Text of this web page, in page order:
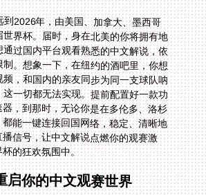
到2026年，由美国、加拿大、墨西哥
界杯。届时，身在北美的你将拥有地
过国内平台观看熟悉的中文解说，依
。想象一下，在纽约的酒吧里，你想
，和国内的亲友同步为同一支球队呐
一切都无法实现。提前配置好一款功
，到那时，无论你是在多伦多、洛杉
能一键连接回国网络，稳定、清晰地
播信号，让中文解说点燃你的观赛激
的狂欢氛围中。
启你的中文观赛世界